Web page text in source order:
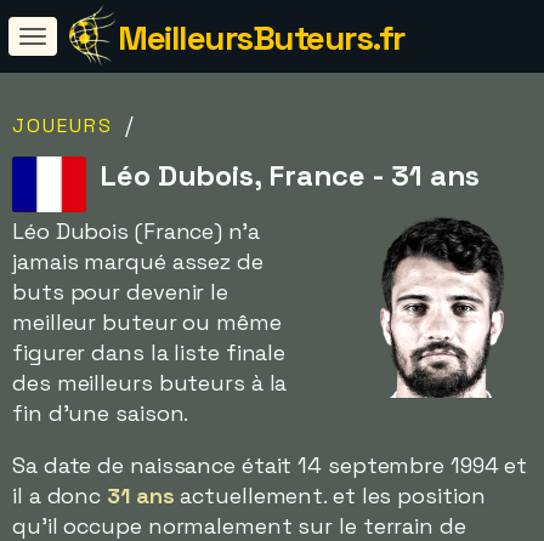
MeilleursButeurs.fr
JOUEURS /
Léo Dubois, France - 31 ans
Léo Dubois (France) n'a
jamais marqué assez de
buts pour devenir le
meilleur buteur ou même
figurer dans la liste finale
des meilleurs buteurs à la
fin d'une saison.
Sa date de naissance était 14 septembre 1994 et
il a donc 31 ans actuellement. et les position
qu'il occupe normalement sur le terrain de